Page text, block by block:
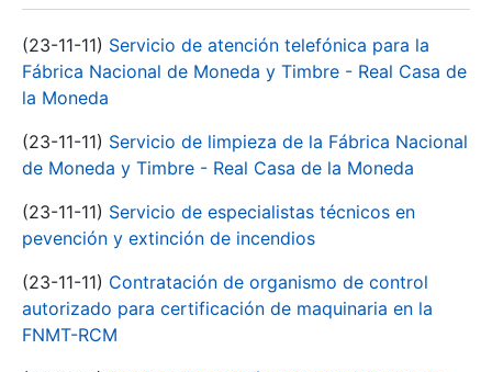
(23-11-11) Servicio de atención telefónica para la
Fábrica Nacional de Moneda y Timbre - Real Casa de
la Moneda
(23-11-11) Servicio de limpieza de la Fábrica Nacional
de Moneda y Timbre - Real Casa de la Moneda
(23-11-11) Servicio de especialistas técnicos en
pevención y extinción de incendios
(23-11-11) Contratación de organismo de control
autorizado para certificación de maquinaria en la
FNMT-RCM